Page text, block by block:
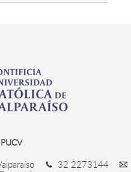
32 2273144